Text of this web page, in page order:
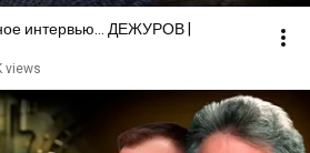
интервью... ДЕЖУРОВ |
views